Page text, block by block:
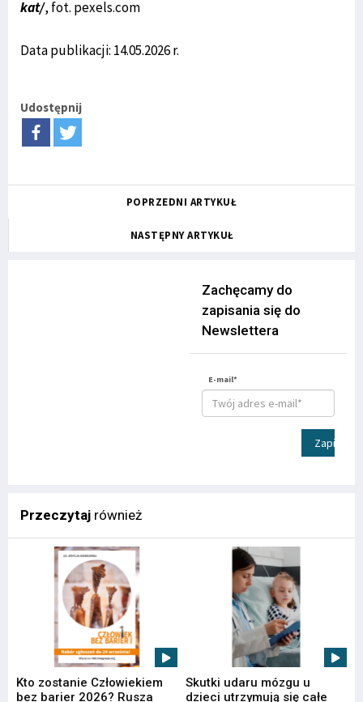
kat/, fot. pexels.com
Data publikacji: 14.05.2026 r.
Udostępnij
POPRZEDNI ARTYKUŁ
NASTĘPNY ARTYKUŁ
Zachęcamy do
zapisania się do
Newslettera
E-mail*
Zapisz
Przeczytaj również
Kto zostanie Człowiekiem
bez barier 2026? Rusza
Skutki udaru mózgu u
dzieci utrzymują się całe